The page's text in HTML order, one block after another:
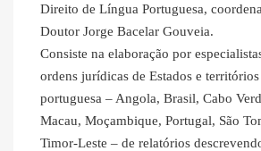
Direito de Língua Portuguesa,
Doutor Jorge Bacelar Gouveia.
Consiste na elaboração por
ordens jurídicas de Estados e
portuguesa – Angola, Brasil, Cabo
Macau, Moçambique, Portugal, São
Timor-Leste – de relatórios